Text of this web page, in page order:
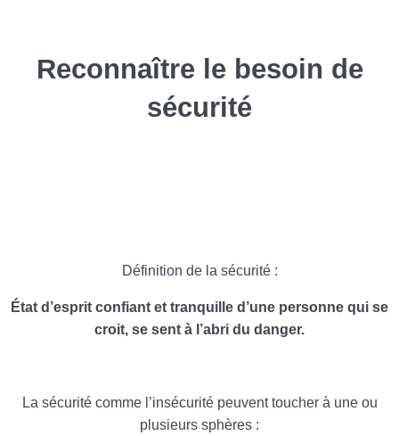
Pour commencer
Reconnaître le besoin de sécurité
Reconnaître le besoin de
sécurité
Définition de la sécurité :
État d’esprit confiant et tranquille d’une personne qui se
croit, se sent à l’abri du danger.
La sécurité comme l’insécurité peuvent toucher à une ou
plusieurs sphères :